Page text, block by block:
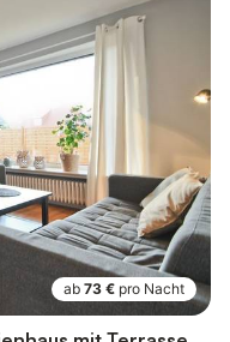
ab 73 € pro Nacht